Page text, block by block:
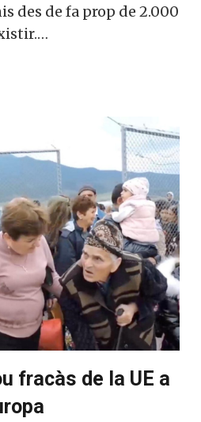
des de fa prop de 2.000
fracàs de la UE a